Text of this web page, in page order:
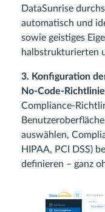
DataSunrise
automatisch und
sowie geistiges
halbstrukturierten
3. Konfiguration
auswählen,
HIPAA, PCI DSS)
definieren – ganz